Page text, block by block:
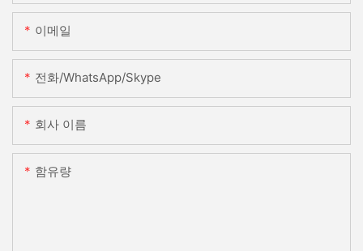
이메일
전화/WhatsApp/Skype
회사 이름
함유량